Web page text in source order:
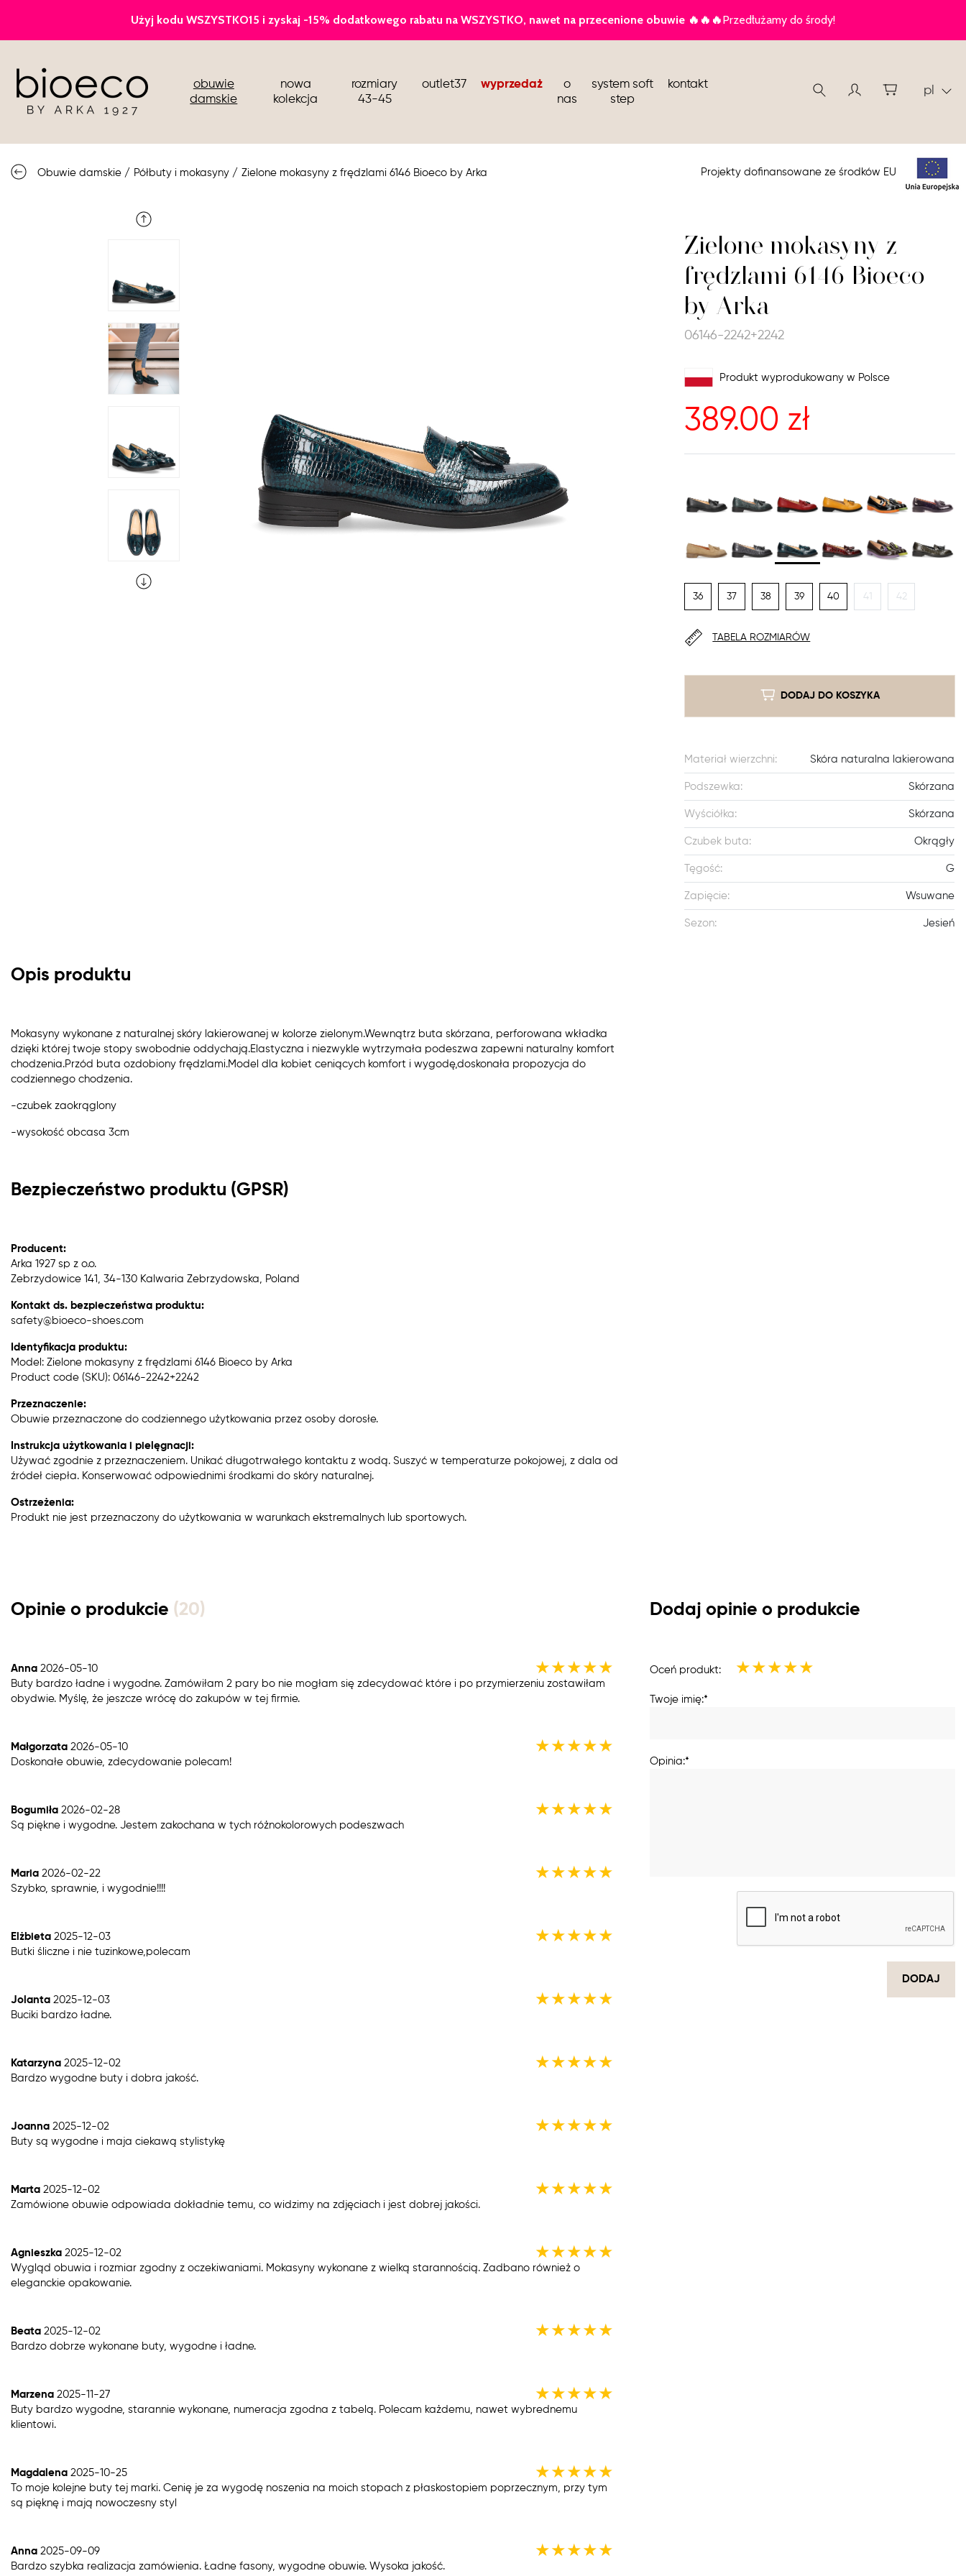
obuwie
damskie
sportowe sandały i klapki
półbuty i mokasyny buty dla stewardess
nowa
kolekcja
rozmiary
43-45
outlet37 wyprzedaż
o
nas
system soft
step
kontakt pl
Projekty dofinansowane ze środków EU
Obuwie damskie / Półbuty i mokasyny / Zielone mokasyny z frędzlami 6146 Bioeco by Arka
Zielone mokasyny z
frędzlami 6146 Bioeco
by Arka
06146-2242+2242
Produkt wyprodukowany w Polsce
389.00 zł
36 37 38 39 40 41 42
TABELA ROZMIARÓW
DODAJ DO KOSZYKA
Materiał wierzchni: Skóra naturalna lakierowana
Podszewka: Skórzana
Wyściółka: Skórzana
Czubek buta: Okrągły
Tęgość: G
Zapięcie: Wsuwane
Sezon: Jesień
Opis produktu
Mokasyny wykonane z naturalnej skóry lakierowanej w kolorze zielonym.Wewnątrz buta skórzana, perforowana wkładka
dzięki której twoje stopy swobodnie oddychają.Elastyczna i niezwykle wytrzymała podeszwa zapewni naturalny komfort
chodzenia.Przód buta ozdobiony frędzlami.Model dla kobiet ceniących komfort i wygodę,doskonała propozycja do
codziennego chodzenia.
-czubek zaokrąglony
-wysokość obcasa 3cm
Bezpieczeństwo produktu (GPSR)
Producent:
Arka 1927 sp z o.o.
Zebrzydowice 141, 34-130 Kalwaria Zebrzydowska, Poland
Kontakt ds. bezpieczeństwa produktu:
safety@bioeco-shoes.com
Identyfikacja produktu:
Model: Zielone mokasyny z frędzlami 6146 Bioeco by Arka
Product code (SKU): 06146-2242+2242
Przeznaczenie:
Obuwie przeznaczone do codziennego użytkowania przez osoby dorosłe.
Instrukcja użytkowania i pielęgnacji:
Używać zgodnie z przeznaczeniem. Unikać długotrwałego kontaktu z wodą. Suszyć w temperaturze pokojowej, z dala od
źródeł ciepła. Konserwować odpowiednimi środkami do skóry naturalnej.
Ostrzeżenia:
Produkt nie jest przeznaczony do użytkowania w warunkach ekstremalnych lub sportowych.
Opinie o produkcie (20)
Anna 2026-05-10 ★★★★★
Buty bardzo ładne i wygodne. Zamówiłam 2 pary bo nie mogłam się zdecydować które i po przymierzeniu zostawiłam
obydwie. Myślę, że jeszcze wrócę do zakupów w tej firmie.
Małgorzata 2026-05-10 ★★★★★
Doskonałe obuwie, zdecydowanie polecam!
Bogumiła 2026-02-28 ★★★★★
Są piękne i wygodne. Jestem zakochana w tych różnokolorowych podeszwach
Maria 2026-02-22 ★★★★★
Szybko, sprawnie, i wygodnie!!!!
Elżbieta 2025-12-03 ★★★★★
Butki śliczne i nie tuzinkowe,polecam
Jolanta 2025-12-03 ★★★★★
Buciki bardzo ładne.
Katarzyna 2025-12-02 ★★★★★
Bardzo wygodne buty i dobra jakość.
Joanna 2025-12-02 ★★★★★
Buty są wygodne i maja ciekawą stylistykę
Marta 2025-12-02 ★★★★★
Zamówione obuwie odpowiada dokładnie temu, co widzimy na zdjęciach i jest dobrej jakości.
Agnieszka 2025-12-02 ★★★★★
Wygląd obuwia i rozmiar zgodny z oczekiwaniami. Mokasyny wykonane z wielką starannością. Zadbano również o
eleganckie opakowanie.
Beata 2025-12-02 ★★★★★
Bardzo dobrze wykonane buty, wygodne i ładne.
Marzena 2025-11-27 ★★★★★
Buty bardzo wygodne, starannie wykonane, numeracja zgodna z tabelą. Polecam każdemu, nawet wybrednemu
klientowi.
Magdalena 2025-10-25 ★★★★★
To moje kolejne buty tej marki. Cenię je za wygodę noszenia na moich stopach z płaskostopiem poprzecznym, przy tym
są pięknę i mają nowoczesny styl
Anna 2025-09-09 ★★★★★
Bardzo szybka realizacja zamówienia. Ładne fasony, wygodne obuwie. Wysoka jakość.
Dodaj opinie o produkcie
Oceń produkt: ★★★★★
Twoje imię:*
Opinia:*
DODAJ